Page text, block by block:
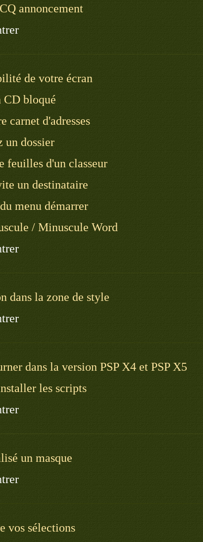
annoncement
de votre écran
CD bloqué
carnet d'adresses
un dossier
feuilles d'un classeur
un destinataire
menu démarrer
/ Minuscule Word
dans la zone de style
dans la version PSP X4 et PSP X5
les scripts
un masque
vos sélections